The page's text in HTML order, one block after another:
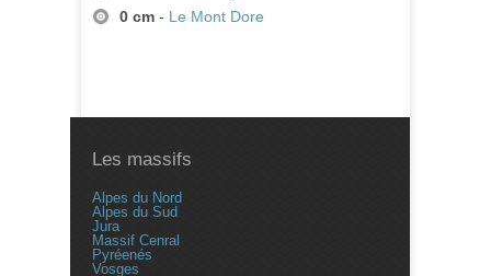
0 cm - Le Mont Dore
Les massifs
Alpes du Nord
Alpes du Sud
Jura
Massif Cenral
Pyréenés
Vosges